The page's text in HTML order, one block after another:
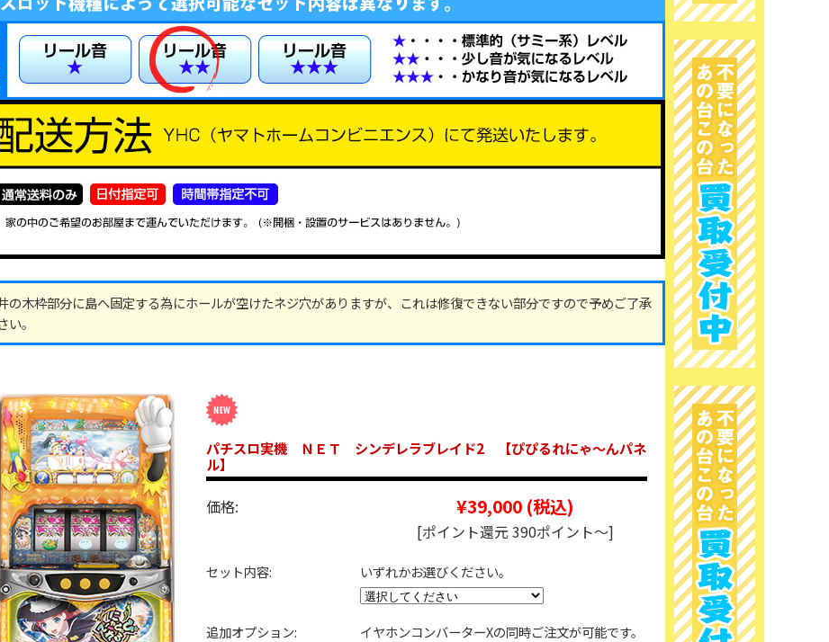
の木枠部分に島へ固定する為にホールが空けたネジ穴がありますが、これは修復できない部分ですので予めご了承
い。
パチスロ実機 ＮＥＴ シンデレラブレイド2 【ぴぴるれにゃ～んパネ
ル】
価格: ¥39,000 (税込)
[ポイント還元 390ポイント～]
セット内容: いずれかお選びください。
追加オプション: イヤホンコンバーターXの同時ご注文が可能です。